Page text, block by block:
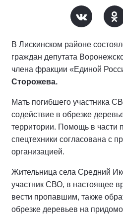
В Лискинском районе
граждан депутата
члена фракции «Единой
Сторожева.
Мать погибшего участника
содействие в обрезке
территории. Помощь в части
спецтехники согласована с
организацией.
Жительница села Средний
участник СВО, в настоящее
вести пропавшим, также
обрезке деревьев на